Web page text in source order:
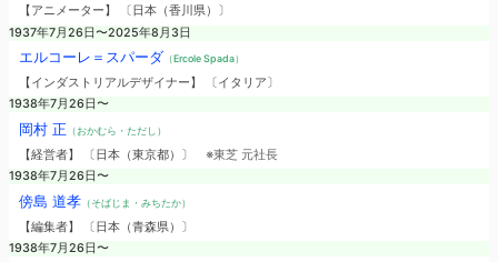
【アニメーター】 〔日本（香川県）〕
1937年7月26日〜2025年8月3日
エルコーレ＝スパーダ （Ercole Spada）
【インダストリアルデザイナー】 〔イタリア〕
1938年7月26日〜
岡村 正 （おかむら・ただし）
【経営者】 〔日本（東京都）〕 ※東芝 元社長
1938年7月26日〜
傍島 道孝（そばじま・みちたか）
【編集者】 〔日本（青森県）〕
1938年7月26日〜